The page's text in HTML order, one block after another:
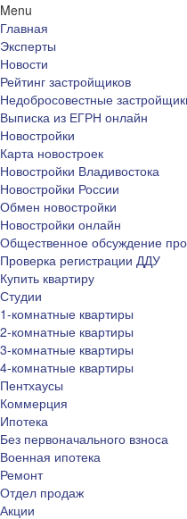
Menu
Главная
Эксперты
Новости
Рейтинг застройщиков
Недобросовестные
Выписка из ЕГРН онлайн
Новостройки
Карта новостроек
Новостройки Владивостока
Новостройки России
Обмен новостройки
Новостройки онлайн
Общественное обсуждение
Проверка регистрации ДДУ
Купить квартиру
Студии
1-комнатные квартиры
2-комнатные квартиры
3-комнатные квартиры
4-комнатные квартиры
Пентхаусы
Коммерция
Ипотека
Без первоначального взноса
Военная ипотека
Ремонт
Отдел продаж
Акции